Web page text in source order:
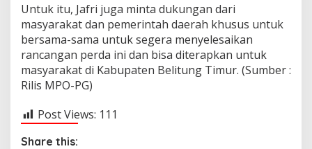
b
i
l
i
a
Untuk itu, Jafri juga minta dukungan dari
masyarakat dan pemerintah daerah khusus untuk
bersama-sama untuk segera menyelesaikan
rancangan perda ini dan bisa diterapkan untuk
masyarakat di Kabupaten Belitung Timur. (Sumber :
Rilis MPO-PG)
Post Views: 111
Share this: